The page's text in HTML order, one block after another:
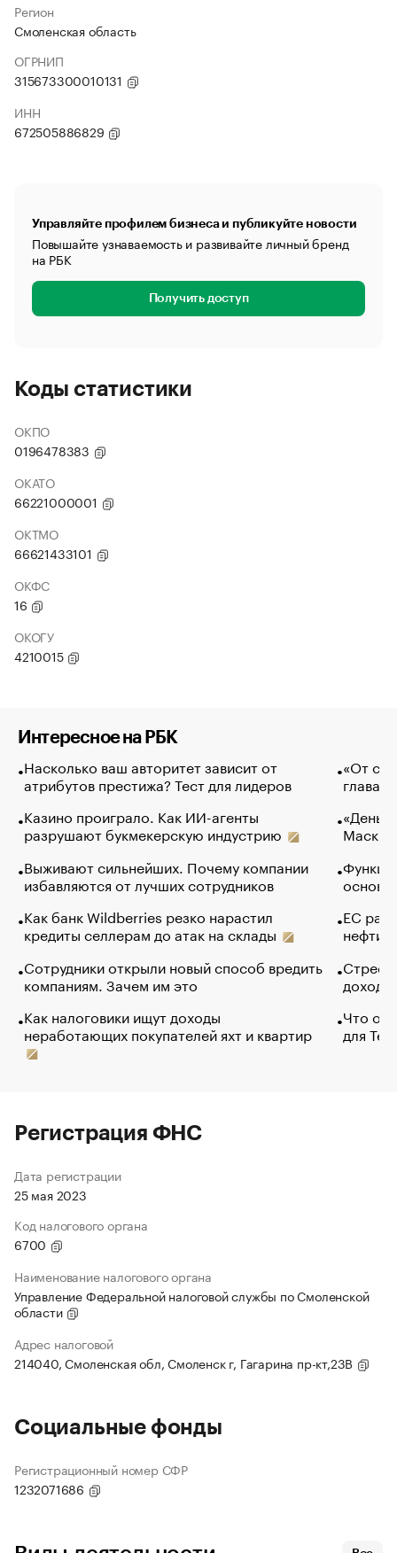
Регион
Смоленская область
ОГРНИП
315673300010131
ИНН
672505886829
Управляйте профилем бизнеса и публикуйте новости
Повышайте узнаваемость и развивайте личный бренд
на РБК
Получить доступ
Коды статистики
ОКПО
0196478383
ОКАТО
66221000001
ОКТМО
66621433101
ОКФС
16
ОКОГУ
4210015
Интересное на РБК
Насколько ваш авторитет зависит от
атрибутов престижа? Тест для лидеров
Казино проиграло. Как ИИ-агенты
разрушают букмекерскую индустрию
Выживают сильнейших. Почему компании
избавляются от лучших сотрудников
Как банк Wildberries резко нарастил
кредиты селлерам до атак на склады
Сотрудники открыли новый способ вредить
компаниям. Зачем им это
Как налоговики ищут доходы
неработающих покупателей яхт и квартир
«От
глава
Маск в
основ
ЕС
нефти
Что
для
Регистрация ФНС
Дата регистрации
25 мая 2023
Код налогового органа
6700
Наименование налогового органа
Управление Федеральной налоговой службы по Смоленской
области
Адрес налоговой
214040, Смоленская обл, Смоленск г, Гагарина пр-кт,23В
Социальные фонды
Регистрационный номер СФР
1232071686